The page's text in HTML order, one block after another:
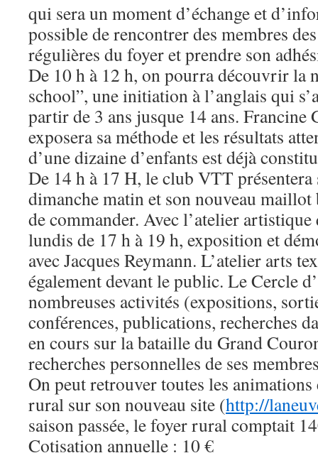
qui sera un moment d’échange et
possible de rencontrer des membres
régulières du foyer et prendre son
De 10 h à 12 h, on pourra découvrir la
school”, une initiation à l’anglais qui
partir de 3 ans jusque 14 ans. Francine
exposera sa méthode et les résultats
d’une dizaine d’enfants est déjà
De 14 h à 17 H, le club VTT présentera
dimanche matin et son nouveau maillot
de commander. Avec l’atelier
lundis de 17 h à 19 h, exposition et
avec Jacques Reymann. L’atelier arts
également devant le public. Le Cercle
nombreuses activités (expositions,
conférences, publications, recherches
en cours sur la bataille du Grand
recherches personnelles de ses
On peut retrouver toutes les
rural sur son nouveau site (http://
saison passée, le foyer rural comptait
Cotisation annuelle : 10 €